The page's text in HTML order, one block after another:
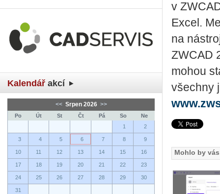
Kalendář akcí
<< Srpen 2026 >>
Po Út St Čt Pá So
Ne
1
2
3 4 5 6 7 8 9
10 11 12 13 14 15 16
17 18 19 20 21 22 23
24 25 26 27 28 29 30
31
v
Excel.
na
ZWCAD
mohou
všechny
Mohlo by